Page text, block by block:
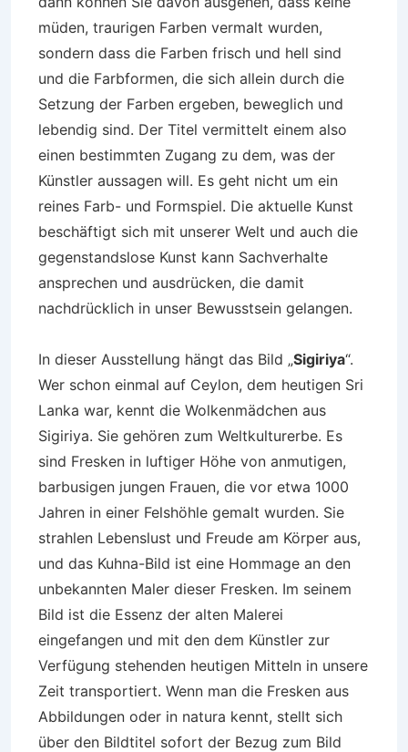
müden, traurigen Farben vermalt wurden,
sondern dass die Farben frisch und hell sind
und die Farbformen, die sich allein durch die
Setzung der Farben ergeben, beweglich und
lebendig sind. Der Titel vermittelt einem also
einen bestimmten Zugang zu dem, was der
Künstler aussagen will. Es geht nicht um ein
reines Farb- und Formspiel. Die aktuelle Kunst
beschäftigt sich mit unserer Welt und auch die
gegenstandslose Kunst kann Sachverhalte
ansprechen und ausdrücken, die damit
nachdrücklich in unser Bewusstsein gelangen.
In dieser Ausstellung hängt das Bild „Sigiriya“.
Wer schon einmal auf Ceylon, dem heutigen Sri
Lanka war, kennt die Wolkenmädchen aus
Sigiriya. Sie gehören zum Weltkulturerbe. Es
sind Fresken in luftiger Höhe von anmutigen,
barbusigen jungen Frauen, die vor etwa 1000
Jahren in einer Felshöhle gemalt wurden. Sie
strahlen Lebenslust und Freude am Körper aus,
und das Kuhna-Bild ist eine Hommage an den
unbekannten Maler dieser Fresken. Im seinem
Bild ist die Essenz der alten Malerei
eingefangen und mit den dem Künstler zur
Verfügung stehenden heutigen Mitteln in unsere
Zeit transportiert. Wenn man die Fresken aus
Abbildungen oder in natura kennt, stellt sich
über den Bildtitel sofort der Bezug zum Bild